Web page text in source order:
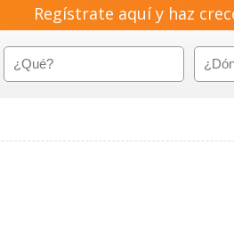
Regístrate aquí y haz